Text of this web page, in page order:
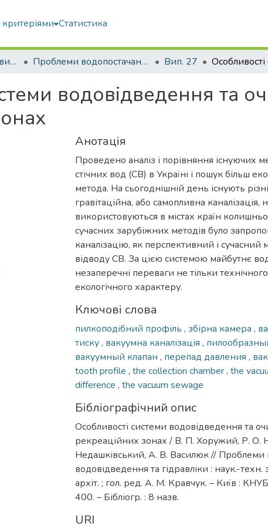
Статистика
Вибрані статті з наукових збірників КНУБА Проблеми водопостачання, водовідведення та гідравліки Вип. 27
водовідведення та
Анотація
Проведено аналіз і порівняння існуючих
стічних вод (СВ) в Україні і пошук більш
метода. На сьогоднішній день існують
гравітаційна, або самопливна каналізація,
використовуються в містах країн
сучасних зарубіжних методів було
каналізацію, як перспективний і
відводу СВ. За цією системою майбутнє
незаперечні переваги не тільки
екологічного характеру.
Ключові слова
пилкоподібний профіль , збірна камера ,
тиску, вакуумна каналізація ,
вакуумный клапан , перепад давления ,
tooth profile , the collection chamber, the
difference , the vacuum sewage
Бібліографічний опис
Особливості системи водовідведення та
рекреаційних зонах / В. П. Хоружий, Р. О.
Недашківський, А. В. Василюк // Проблеми
водовідведення та гідравліки : наук.-
архіт. ; гол. ред. А. М. Кравчук. – Київ :
400. – Бібліогр. : 8 назв.
URI